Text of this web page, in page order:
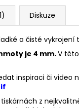
Diskuze
a čisté vykrojení
je 4 mm.V
inspiraci či video
z